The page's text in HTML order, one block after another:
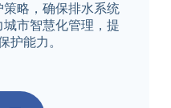
略，确保排水系统
市智慧化管理，提
护能力。